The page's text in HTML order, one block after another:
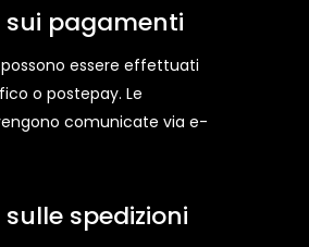
sui pagamenti
essere effettuati
o postepay. Le
comunicate via e-
spedizioni